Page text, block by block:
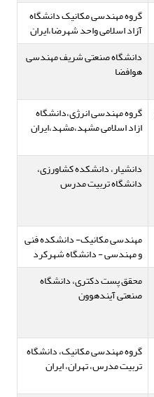
گروه مهندسی مکانیک دانشگاه
آزاد اسلامی واحد شهرضا،ایران
دانشگاه صنعتی شریف مهندسی
هوافضا
گروه مهندسی انرژی،دانشگاه
ازاد اسلامی مشهد،مشهد،ایران
دانشیار، دانشکده کشاورزی،
دانشگاه تربیت مدرس
مهندسی مکانیک- دانشکده فنی
و مهندسی - دانشگاه شهرکرد
محقق پست دکتری، دانشگاه
صنعتی آیندهوون
گروه مهندسی مکانیک، دانشگاه
تربیت مدرس، تهران، ایران